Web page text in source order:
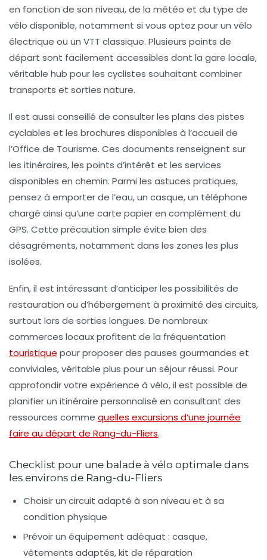
en fonction de son niveau, de la météo et du type de
vélo disponible, notamment si vous optez pour un vélo
électrique ou un VTT classique. Plusieurs points de
départ sont facilement accessibles dont la gare locale,
véritable hub pour les cyclistes souhaitant combiner
transports et sorties nature.
Il est aussi conseillé de consulter les plans des pistes
cyclables et les brochures disponibles à l’accueil de
l’Office de Tourisme. Ces documents renseignent sur
les itinéraires, les points d’intérêt et les services
disponibles en chemin. Parmi les astuces pratiques,
pensez à emporter de l’eau, un casque, un téléphone
chargé ainsi qu’une carte papier en complément du
GPS. Cette précaution simple évite bien des
désagréments, notamment dans les zones les plus
isolées.
Enfin, il est intéressant d’anticiper les possibilités de
restauration ou d’hébergement à proximité des circuits,
surtout lors de sorties longues. De nombreux
commerces locaux profitent de la fréquentation
touristique pour proposer des pauses gourmandes et
conviviales, véritable plus pour un séjour réussi. Pour
approfondir votre expérience à vélo, il est possible de
planifier un itinéraire personnalisé en consultant des
ressources comme quelles excursions d’une journée
faire au départ de Rang-du-Fliers.
Checklist pour une balade à vélo optimale dans
les environs de Rang-du-Fliers
Choisir un circuit adapté à son niveau et à sa
condition physique
Prévoir un équipement adéquat : casque,
vêtements adaptés, kit de réparation